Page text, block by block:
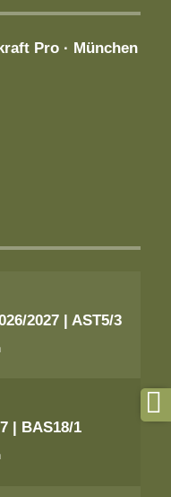
Pro · München
2027 | AST5/3
| BAS18/1